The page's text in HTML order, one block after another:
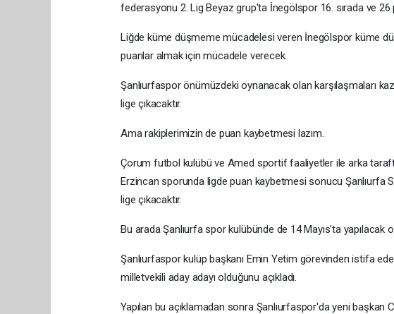
federasyonu 2. Lig Beyaz grup'ta İnegölspor 16. sırada ve 26
Liğde küme düşmeme mücadelesi veren İnegölspor küme
puanlar almak için mücadele verecek.
Şanlıurfaspor önümüzdeki oynanacak olan karşılaşmaları
lige çıkacaktır.
Ama rakiplerimizin de puan kaybetmesi lazım.
Çorum futbol kulübü ve Amed sportif faaliyetler ile arka
Erzincan sporunda ligde puan kaybetmesi sonucu Şanlıurfa
lige çıkacaktır.
Bu arada Şanlıurfa spor kulübünde de 14 Mayıs'ta
Şanlıurfaspor kulüp başkanı Emin Yetim görevinden istifa
milletvekili aday adayı olduğunu açıkladı.
Yapılan bu açıklamadan sonra Şanlıurfaspor'da yeni başkan